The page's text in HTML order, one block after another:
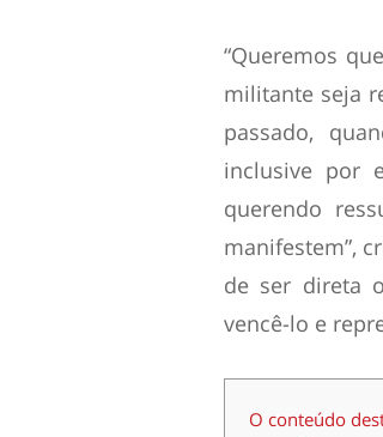
“Queremos
militante seja
passado,
inclusive por
querendo
manifestem”,
de ser direta
vencê-lo e
O conteúdo